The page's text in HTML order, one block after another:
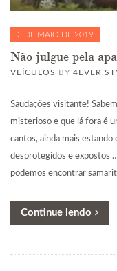
3 DE MAIO DE 2019
Não julgue pela
VEÍCULOS BY 4EVER
Saudações visitante!
misterioso e que lá fora é
cantos, ainda mais estando
desprotegidos e expostos
podemos encontrar
Continue lendo